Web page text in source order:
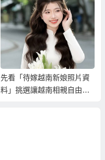
先看「待嫁越南新娘照片資
料」挑選讓越南相親自由行